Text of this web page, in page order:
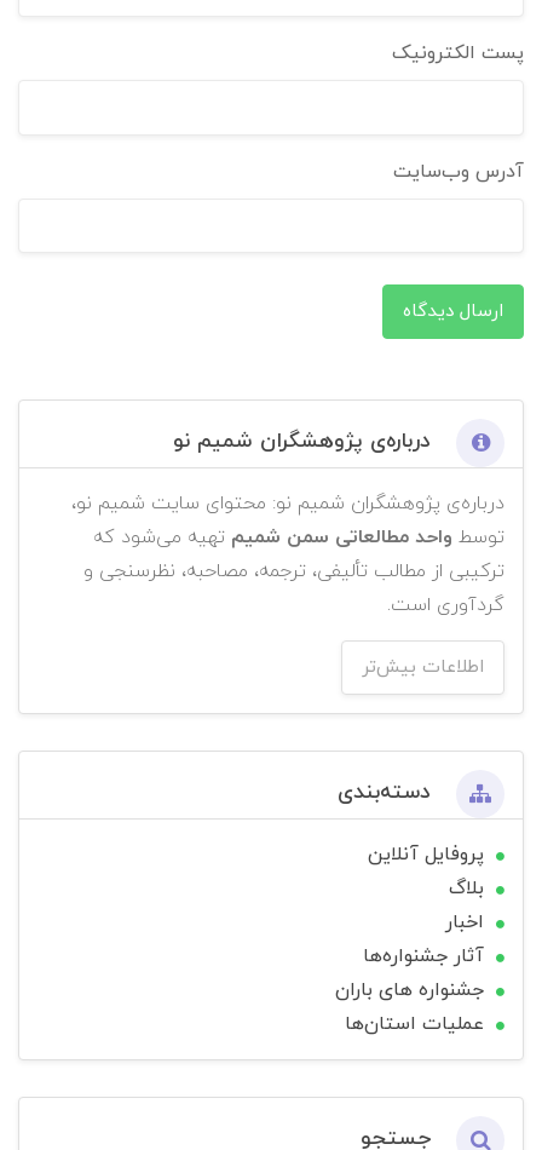
پست الکترونیک
آدرس وب‌سایت
ارسال دیدگاه
درباره‌ی پژوهشگران شمیم نو
درباره‌ی پژوهشگران شمیم نو: محتوای سایت شمیم نو،
توسط واحد مطالعاتی سمن شمیم تهیه می‌شود که
ترکیبی از مطالب تألیفی، ترجمه، مصاحبه، نظرسنجی و
گردآوری است.
اطلاعات بیش‌تر
دسته‌بندی
پروفایل آنلاین
بلاگ
اخبار
آثار جشنواره‌ها
جشنواره های باران
عملیات استان‌ها
جستجو